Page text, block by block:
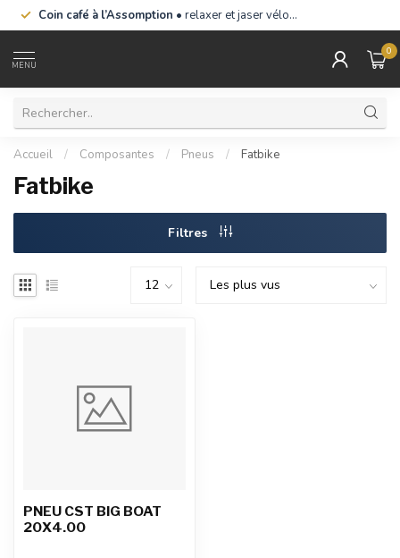
Coin café à l’Assomption • relaxer et jaser vélo…
MENU
0
Accueil / Composantes / Pneus / Fatbike
Fatbike
Filtres
PNEU CST BIG BOAT
20X4.00